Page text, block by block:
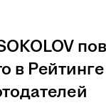
в Рейтинге